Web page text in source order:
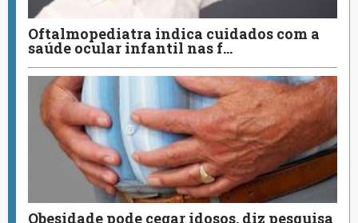
Oftalmopediatra indica cuidados com a
saúde ocular infantil nas f…
Obesidade pode cegar idosos, diz pesquisa